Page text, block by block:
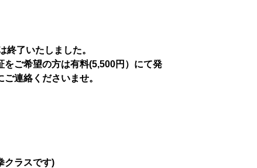
了いたしました。
ご希望の方は有料(5,500円）にて発
連絡くださいませ。
クラスです)